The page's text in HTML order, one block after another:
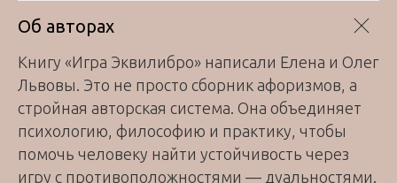
Об авторах
Книгу «Игра Эквилибро» написали Елена и Олег
Львовы. Это не просто сборник афоризмов, а
стройная авторская система. Она объединяет
психологию, философию и практику, чтобы
помочь человеку найти устойчивость через
игру с противоположностями — дуальностями.